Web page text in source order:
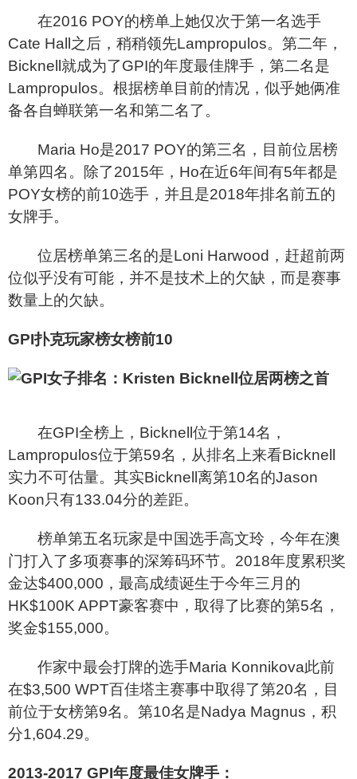
在2016 POY的榜单上她仅次于第一名选手
Cate Hall之后，稍稍领先Lampropulos。第二年，
Bicknell就成为了GPI的年度最佳牌手，第二名是
Lampropulos。根据榜单目前的情况，似乎她俩准
备各自蝉联第一名和第二名了。
Maria Ho是2017 POY的第三名，目前位居榜
单第四名。除了2015年，Ho在近6年间有5年都是
POY女榜的前10选手，并且是2018年排名前五的
女牌手。
位居榜单第三名的是Loni Harwood，赶超前两
位似乎没有可能，并不是技术上的欠缺，而是赛事
数量上的欠缺。
GPI扑克玩家榜女榜前10
在GPI全榜上，Bicknell位于第14名，
Lampropulos位于第59名，从排名上来看Bicknell
实力不可估量。其实Bicknell离第10名的Jason
Koon只有133.04分的差距。
榜单第五名玩家是中国选手高文玲，今年在澳
门打入了多项赛事的深筹码环节。2018年度累积奖
金达$400,000，最高成绩诞生于今年三月的
HK$100K APPT豪客赛中，取得了比赛的第5名，
奖金$155,000。
作家中最会打牌的选手Maria Konnikova此前
在$3,500 WPT百佳塔主赛事中取得了第20名，目
前位于女榜第9名。第10名是Nadya Magnus，积
分1,604.29。
2013-2017 GPI年度最佳女牌手：